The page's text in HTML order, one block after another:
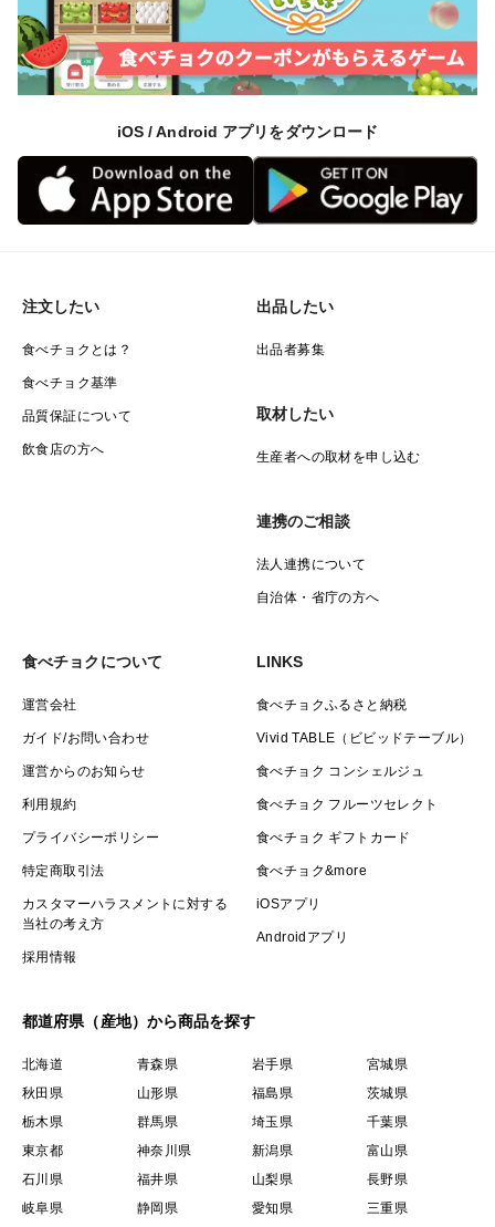
iOS / Android アプリをダウンロード
注文したい
食べチョクとは？
食べチョク基準
品質保証について
飲食店の方へ
出品したい
出品者募集
取材したい
生産者への取材を申し込む
連携のご相談
法人連携について
自治体・省庁の方へ
食べチョクについて
運営会社
ガイド/お問い合わせ
運営からのお知らせ
利用規約
プライバシーポリシー
特定商取引法
カスタマーハラスメントに対する
当社の考え方
採用情報
LINKS
食べチョクふるさと納税
Vivid TABLE（ビビッドテーブル）
食べチョク コンシェルジュ
食べチョク フルーツセレクト
食べチョク ギフトカード
食べチョク&more
iOSアプリ
Androidアプリ
都道府県（産地）から商品を探す
北海道 青森県 岩手県
宮城県
秋田県
山形県 福島県
茨城県
栃木県
群馬県 埼玉県
千葉県
東京都
神奈川県 新潟県
富山県
石川県
福井県 山梨県
長野県
岐阜県
静岡県 愛知県 三重県